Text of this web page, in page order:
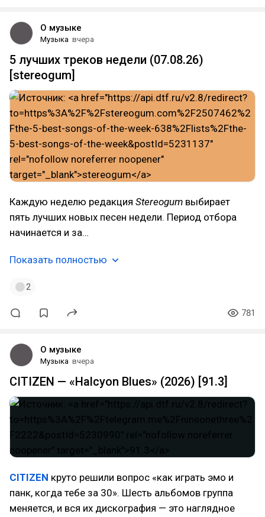
О музыке
Музыка вчера
5 лучших треков недели (07.08.26)
[stereogum]
Каждую неделю редакция Stereogum выбирает
пять лучших новых песен недели. Период отбора
начинается и за…
Показать полностью
2
781
О музыке
Музыка вчера
CITIZEN — «Halcyon Blues» (2026) [91.3]
CITIZEN круто решили вопрос «как играть эмо и
панк, когда тебе за 30». Шесть альбомов группа
меняется, и вся их дискография — это наглядное